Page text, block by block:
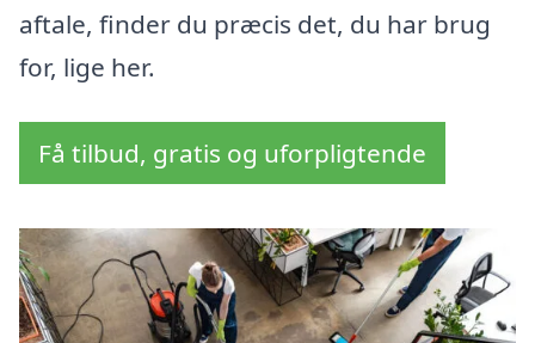
aftale, finder du præcis det, du har brug
for, lige her.
Få tilbud, gratis og uforpligtende